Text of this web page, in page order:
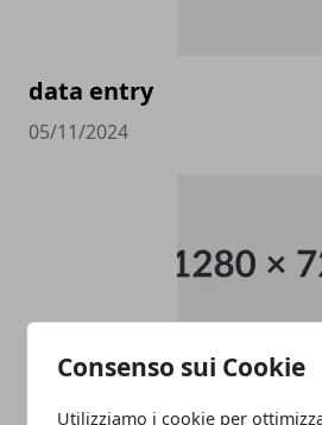
Consenso sui Cookie
Utilizziamo i cookie per
data entry
05/11/2024
PULITORE